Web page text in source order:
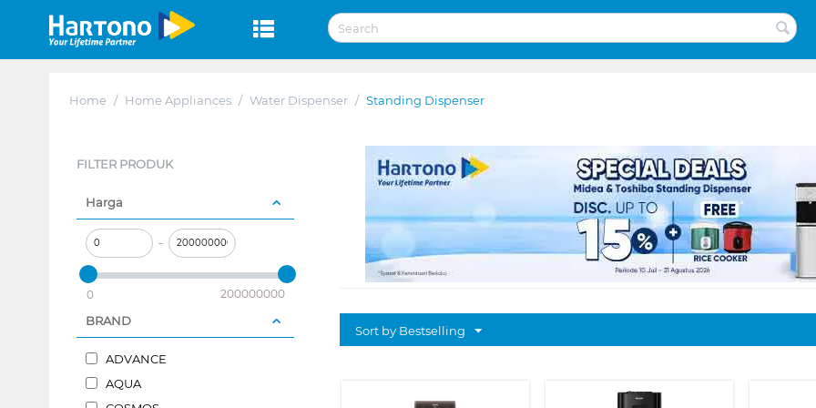
Home / Home Appliances / Water Dispenser / Standing Dispenser
FILTER PRODUK
Harga
–
0 200000000
BRAND
ADVANCE
AQUA
Sort by Bestselling